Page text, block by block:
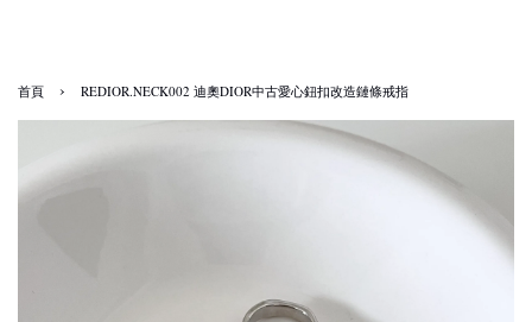
首頁 › REDIOR.NECK002 迪奧DIOR中古愛心鈕扣改造鏈條戒指